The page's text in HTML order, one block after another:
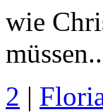
wie
2 |